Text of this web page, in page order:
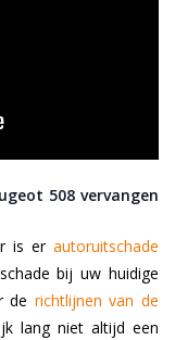
508 vervangen
is er autoruitschade
bij uw huidige
de richtlijnen van de
lang niet altijd een